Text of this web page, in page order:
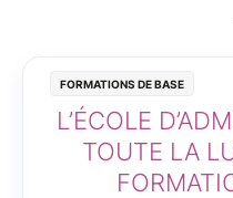
Formations de base
L’ÉCOLE
TOUTE LA